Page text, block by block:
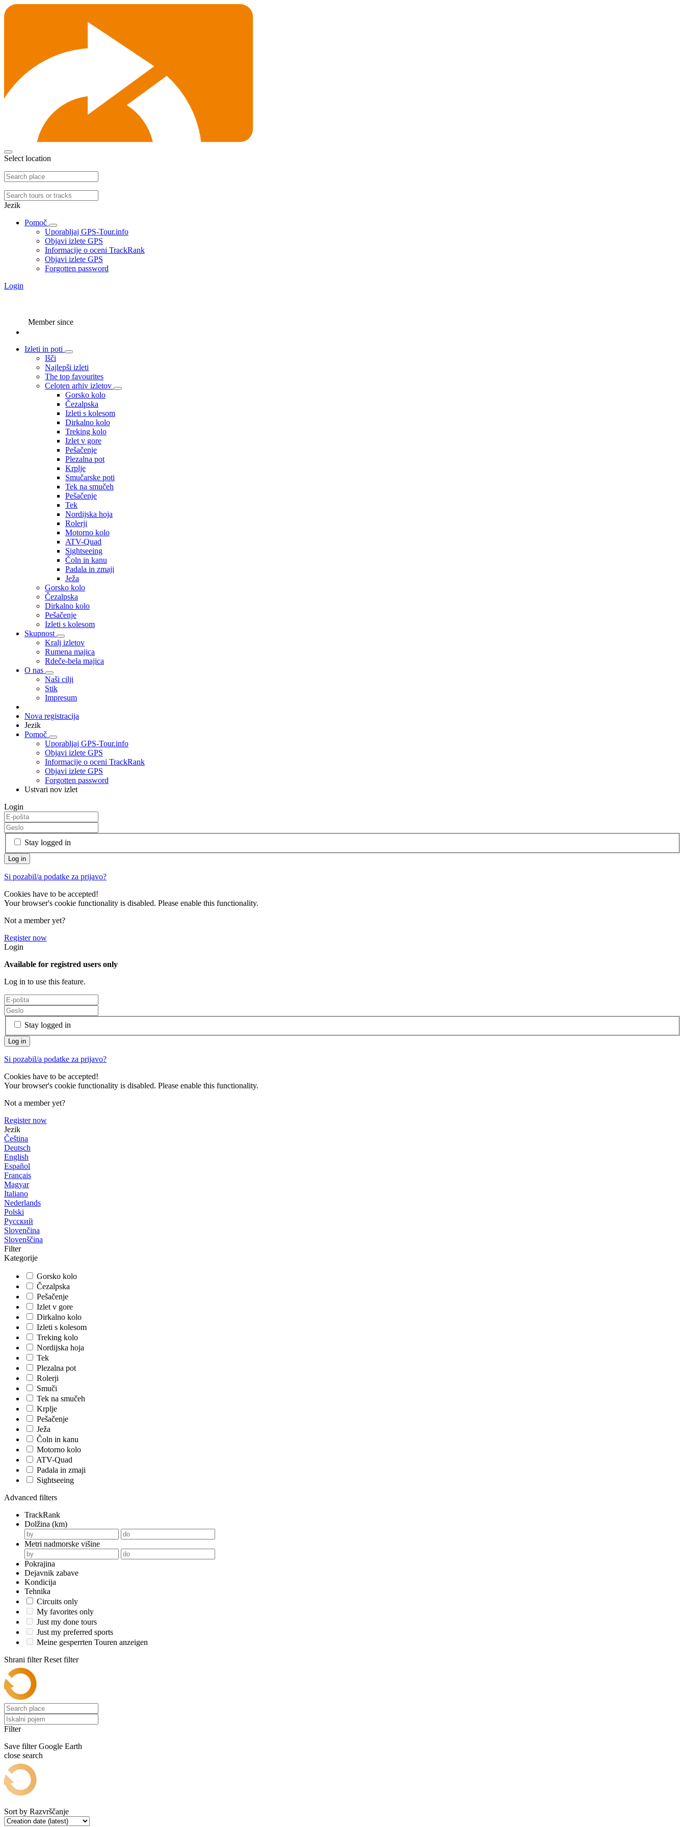
Select location
Jezik
Pomoč
Uporabljaj GPS-Tour.info
Objavi izlete GPS
Informacije o oceni TrackRank
Objavi izlete GPS
Forgotten password
Login
Member since
Izleti in poti
Išči
Najlepši izleti
The top favourites
Celoten arhiv izletov
Gorsko kolo
Čezalpska
Izleti s kolesom
Dirkalno kolo
Treking kolo
Izlet v gore
Pešačenje
Plezalna pot
Krplje
Smučarske poti
Tek na smučeh
Pešačenje
Tek
Nordijska hoja
Rolerji
Motorno kolo
ATV-Quad
Sightseeing
Čoln in kanu
Padala in zmaji
Ježa
Gorsko kolo
Čezalpska
Dirkalno kolo
Pešačenje
Izleti s kolesom
Skupnost
Kralj izletov
Rumena majica
Rdeče-bela majica
O nas
Naši cilji
Stik
Impresum
Nova registracija
Jezik
Pomoč
Uporabljaj GPS-Tour.info
Objavi izlete GPS
Informacije o oceni TrackRank
Objavi izlete GPS
Forgotten password
Ustvari nov izlet
Login
Stay logged in
Si pozabil/a podatke za prijavo?
Cookies have to be accepted!
Your browser's cookie functionality is disabled. Please enable this functionality.
Not a member yet?
Register now
Login
Available for registred users only
Log in to use this feature.
Stay logged in
Si pozabil/a podatke za prijavo?
Cookies have to be accepted!
Your browser's cookie functionality is disabled. Please enable this functionality.
Not a member yet?
Register now
Jezik
Čeština
Deutsch
English
Español
Français
Magyar
Italiano
Nederlands
Polski
Русский
Slovenčina
Slovenščina
Filter
Kategorije
Gorsko kolo
Čezalpska
Pešačenje
Izlet v gore
Dirkalno kolo
Izleti s kolesom
Treking kolo
Nordijska hoja
Tek
Plezalna pot
Rolerji
Smuči
Tek na smučeh
Krplje
Pešačenje
Ježa
Čoln in kanu
Motorno kolo
ATV-Quad
Padala in zmaji
Sightseeing
Advanced filters
TrackRank
Dolžina (km)
Metri nadmorske višine
Pokrajina
Dejavnik zabave
Kondicija
Tehnika
Circuits only
My favorites only
Just my done tours
Just my preferred sports
Meine gesperrten Touren anzeigen
Shrani filter Reset filter
Filter
Save filter Google Earth
close search
Sort by Razvrščanje